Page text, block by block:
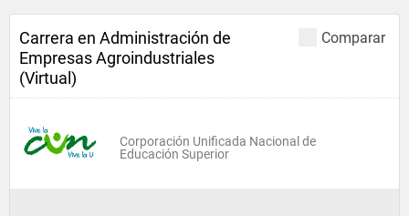
Comparar
Carrera en Administración de
Empresas Agroindustriales
(Virtual)
Corporación Unificada Nacional de
Educación Superior